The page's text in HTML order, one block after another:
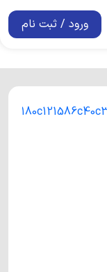
ورود / ثبت نام